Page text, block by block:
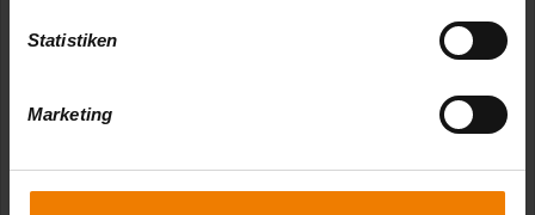
Statistiken
Marketing
10 %
VERFÜGBARKEIT PRÜFEN & TOUR
BUCHEN